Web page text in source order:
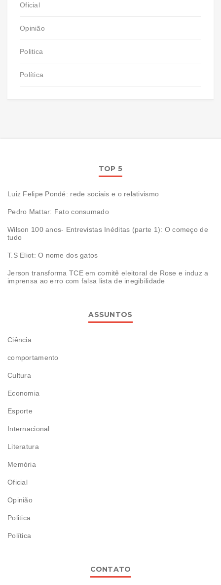
Oficial
Opinião
Politica
Política
TOP 5
Luiz Felipe Pondé: rede sociais e o relativismo
Pedro Mattar: Fato consumado
Wilson 100 anos- Entrevistas Inéditas (parte 1): O começo de
tudo
T.S Eliot: O nome dos gatos
Jerson transforma TCE em comitê eleitoral de Rose e induz a
imprensa ao erro com falsa lista de inegibilidade
ASSUNTOS
Ciência
comportamento
Cultura
Economia
Esporte
Internacional
Literatura
Memória
Oficial
Opinião
Politica
Política
CONTATO